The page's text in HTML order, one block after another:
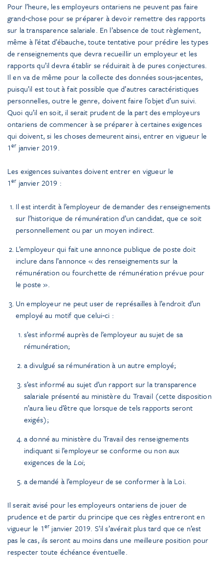
Pour l’heure, les employeurs ontariens ne peuvent pas faire
grand‑chose pour se préparer à devoir remettre des rapports
sur la transparence salariale. En l’absence de tout règlement,
même à l’état d’ébauche, toute tentative pour prédire les types
de renseignements que devra recueillir un employeur et les
rapports qu’il devra établir se réduirait à de pures conjectures.
Il en va de même pour la collecte des données sous‑jacentes,
puisqu’il est tout à fait possible que d’autres caractéristiques
personnelles, outre le genre, doivent faire l’objet d’un suivi.
Quoi qu’il en soit, il serait prudent de la part des employeurs
ontariens de commencer à se préparer à certaines exigences
qui doivent, si les choses demeurent ainsi, entrer en vigueur le
1er janvier 2019.
Les exigences suivantes doivent entrer en vigueur le
1er janvier 2019 :
Il est interdit à l’employeur de demander des renseignements
sur l’historique de rémunération d’un candidat, que ce soit
personnellement ou par un moyen indirect.
L’employeur qui fait une annonce publique de poste doit
inclure dans l’annonce « des renseignements sur la
rémunération ou fourchette de rémunération prévue pour
le poste ».
Un employeur ne peut user de représailles à l’endroit d’un
employé au motif que celui‑ci :
s’est informé auprès de l’employeur au sujet de sa
rémunération;
a divulgué sa rémunération à un autre employé;
s’est informé au sujet d’un rapport sur la transparence
salariale présenté au ministère du Travail (cette disposition
n’aura lieu d’être que lorsque de tels rapports seront
exigés);
a donné au ministère du Travail des renseignements
indiquant si l’employeur se conforme ou non aux
exigences de la Loi;
a demandé à l’employeur de se conformer à la Loi.
Il serait avisé pour les employeurs ontariens de jouer de
prudence et de partir du principe que ces règles entreront en
vigueur le 1er janvier 2019. S’il s’avérait plus tard que ce n’est
pas le cas, ils seront au moins dans une meilleure position pour
respecter toute échéance éventuelle.